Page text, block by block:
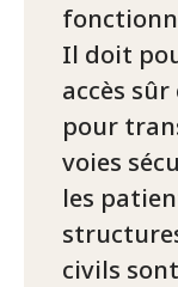
Il doit
accès
pour
voies
les
civils